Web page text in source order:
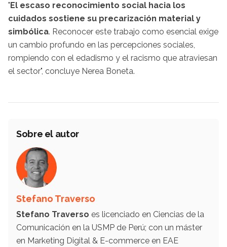
"El escaso reconocimiento social hacia los
cuidados sostiene su precarización material y
simbólica. Reconocer este trabajo como esencial exige
un cambio profundo en las percepciones sociales,
rompiendo con el edadismo y el racismo que atraviesan
el sector", concluye Nerea Boneta.
Sobre el autor
Stefano Traverso
Stefano Traverso es licenciado en Ciencias de la
Comunicación en la USMP de Perú; con un máster
en Marketing Digital & E-commerce en EAE